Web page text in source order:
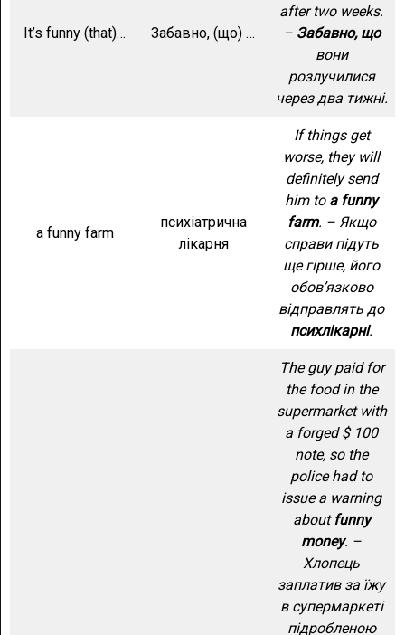
It’s funny (that)… Забавно, (що) …
after two weeks.
– Забавно, що
вони
розлучилися
через два тижні.
a funny farm
психіатрична
лікарня
If things get
worse, they will
definitely send
him to a funny
farm. – Якщо
справи підуть
ще гірше, його
обов’язково
відправлять до
психлікарні.
The guy paid for
the food in the
supermarket with
a forged $ 100
note, so the
police had to
issue a warning
aboutfunny
money. –
Хлопець
заплатив за їжу
в супермаркеті
підробленою